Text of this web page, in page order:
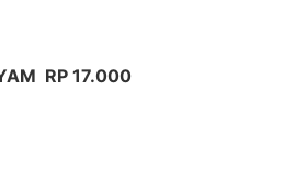
RP 17.000